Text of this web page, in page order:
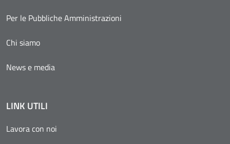
Per le Pubbliche Amministrazioni
Chi siamo
News e media
LINK UTILI
Lavora con noi